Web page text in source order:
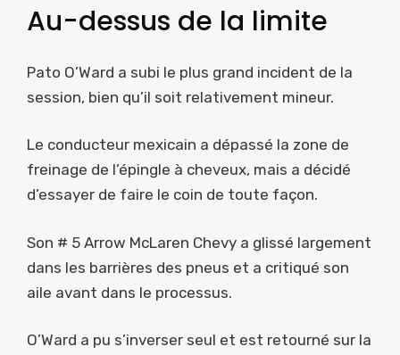
Au-dessus de la limite
Pato O’Ward a subi le plus grand incident de la
session, bien qu’il soit relativement mineur.
Le conducteur mexicain a dépassé la zone de
freinage de l’épingle à cheveux, mais a décidé
d’essayer de faire le coin de toute façon.
Son # 5 Arrow McLaren Chevy a glissé largement
dans les barrières des pneus et a critiqué son
aile avant dans le processus.
O’Ward a pu s’inverser seul et est retourné sur la